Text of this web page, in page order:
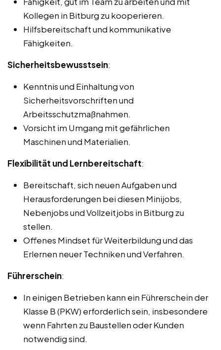
Kollegen in Bitburg zu kooperieren.
Hilfsbereitschaft und kommunikative
Fähigkeiten.
Sicherheitsbewusstsein:
Kenntnis und Einhaltung von
Sicherheitsvorschriften und
Arbeitsschutzmaßnahmen.
Vorsicht im Umgang mit gefährlichen
Maschinen und Materialien.
Flexibilität und Lernbereitschaft:
Bereitschaft, sich neuen Aufgaben und
Herausforderungen bei diesen Minijobs,
Nebenjobs und Vollzeitjobs in Bitburg zu
stellen.
Offenes Mindset für Weiterbildung und das
Erlernen neuer Techniken und Verfahren.
Führerschein:
In einigen Betrieben kann ein Führerschein der
Klasse B (PKW) erforderlich sein, insbesondere
wenn Fahrten zu Baustellen oder Kunden
notwendig sind.